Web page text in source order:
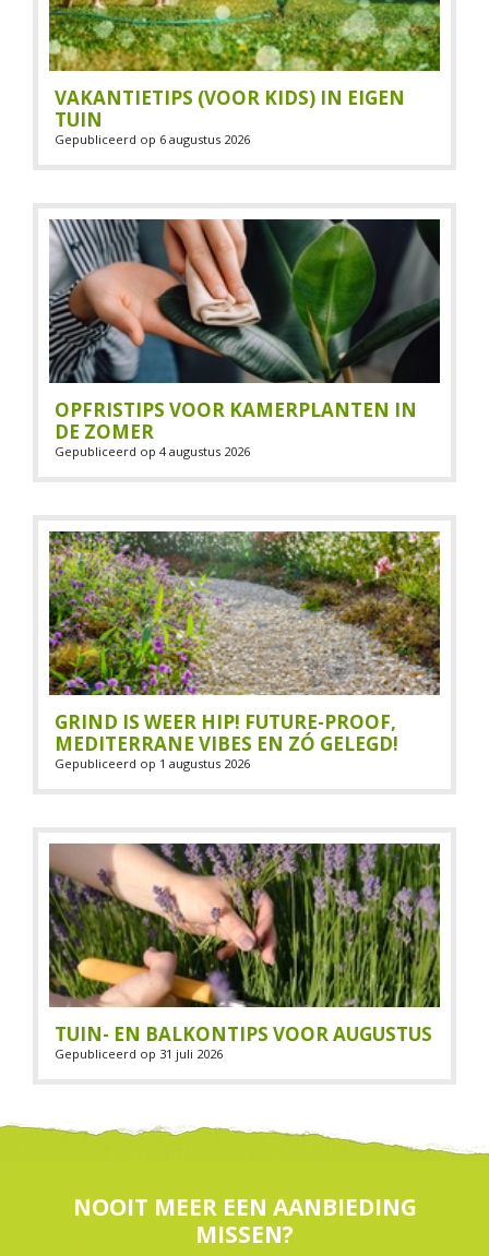
VAKANTIETIPS (VOOR KIDS) IN EIGEN
TUIN
Gepubliceerd op 6 augustus 2026
OPFRISTIPS VOOR KAMERPLANTEN IN
DE ZOMER
Gepubliceerd op 4 augustus 2026
GRIND IS WEER HIP! FUTURE-PROOF,
MEDITERRANE VIBES EN ZÓ GELEGD!
Gepubliceerd op 1 augustus 2026
TUIN- EN BALKONTIPS VOOR AUGUSTUS
Gepubliceerd op 31 juli 2026
NOOIT MEER EEN AANBIEDING
MISSEN?